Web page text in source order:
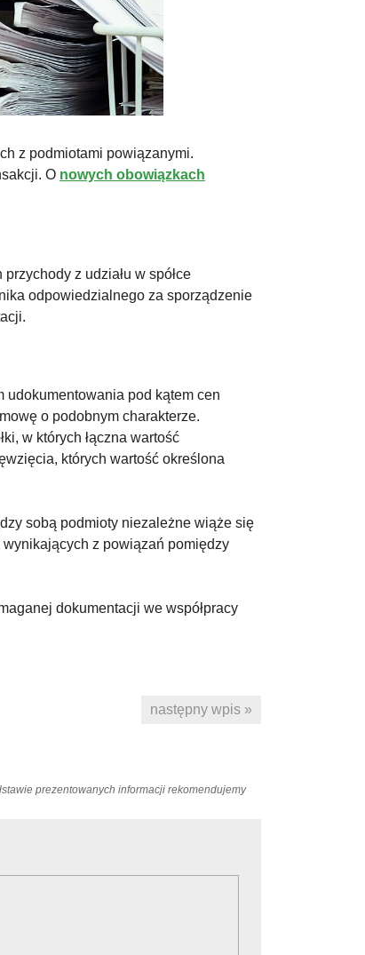
z podmiotami powiązanymi.
O nowych obowiązkach
z udziału w spółce
odpowiedzialnego za sporządzenie
udokumentowania pod kątem cen
o podobnym charakterze.
w których łączna wartość
których wartość określona
sobą podmioty niezależne wiąże się
z powiązań pomiędzy
dokumentacji we współpracy
następny wpis »
prezentowanych informacji rekomendujemy